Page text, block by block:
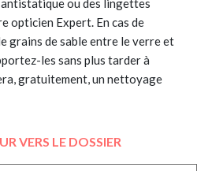
ou des lingettes
opticien Expert. En cas de
grains de sable entre le verre et
les sans plus tarder à
gratuitement, un nettoyage
VERS LE DOSSIER